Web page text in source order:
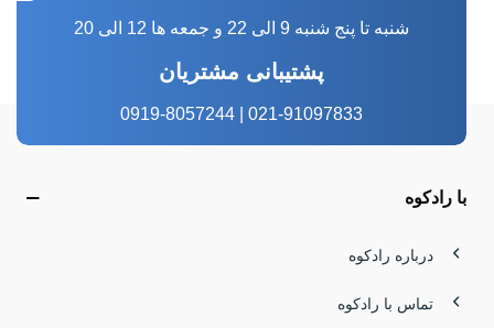
شنبه تا پنج شنبه 9 الی 22 و جمعه ها 12 الی 20
پشتیبانی مشتریان
021-91097833 | 0919-8057244
با رادکوه
درباره رادکوه
تماس با رادکوه